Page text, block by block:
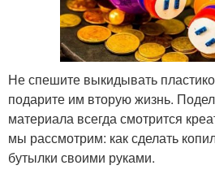
Не спешите выкидывать
подарите им вторую жизнь.
материала всегда смотрится
мы рассмотрим: как сделать
бутылки своими руками.